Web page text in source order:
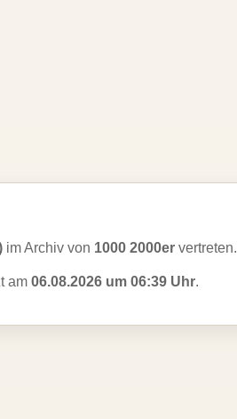
im Archiv von 1000 2000er vertreten.
am 06.08.2026 um 06:39 Uhr.